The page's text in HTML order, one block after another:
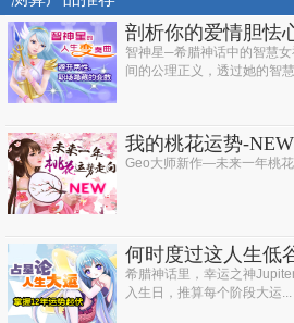
剖析你的爱情胆怯
智神星─希腊神话中的智慧
间的公理正义，透过她的智
我的桃花运势-NEW
Geo大师新作—未来一年桃
何时度过这人生低
希腊神话里，幸运之神
入生日，推算每个阶段大运...